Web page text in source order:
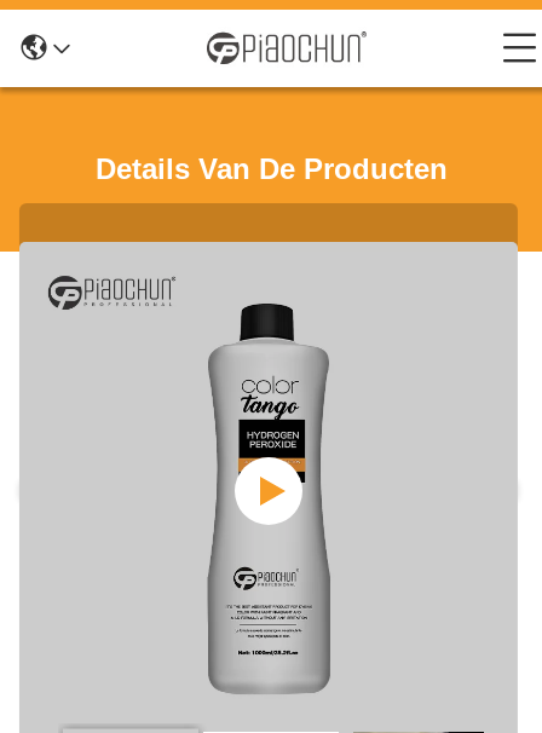
Details Van De Producten